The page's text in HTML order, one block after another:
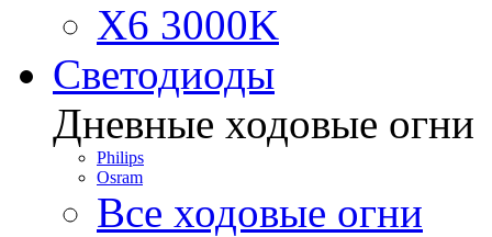
X6 3000K
Светодиоды
Дневные ходовые огни
Philips
Osram
Все ходовые огни